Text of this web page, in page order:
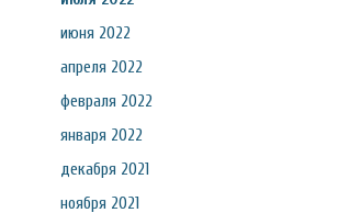
июня 2022
апреля 2022
февраля 2022
января 2022
декабря 2021
ноября 2021